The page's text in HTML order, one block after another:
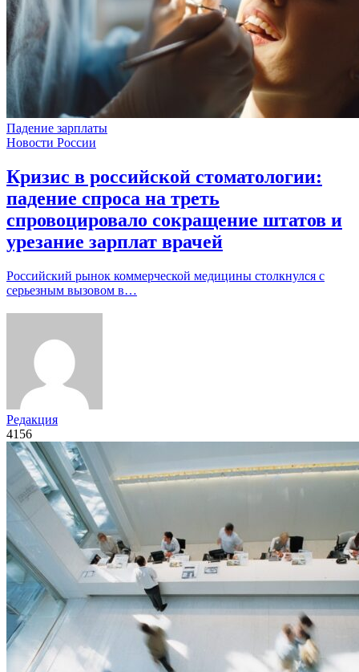
Падение зарплаты
Новости России
Кризис в российской стоматологии:
падение спроса на треть
спровоцировало сокращение штатов и
урезание зарплат врачей
Российский рынок коммерческой медицины столкнулся с
серьезным вызовом в…
Редакция
4156